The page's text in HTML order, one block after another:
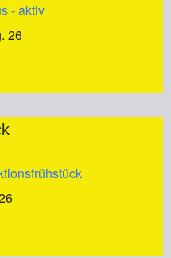
- aktiv
26